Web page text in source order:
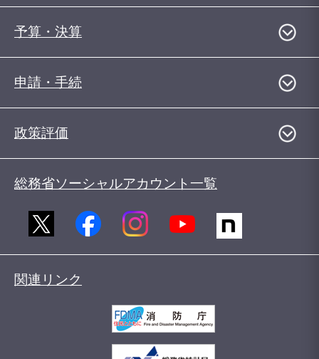
予算・決算
申請・手続
政策評価
総務省ソーシャルアカウント一覧
関連リンク